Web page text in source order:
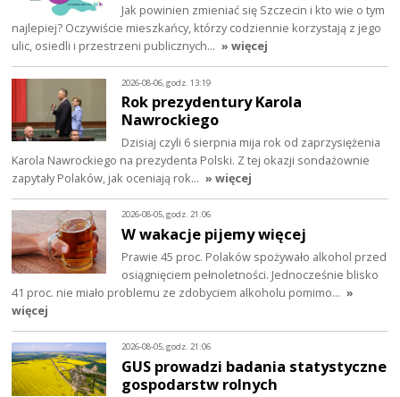
Jak powinien zmieniać się Szczecin i kto wie o tym
najlepiej? Oczywiście mieszkańcy, którzy codziennie korzystają z jego
ulic, osiedli i przestrzeni publicznych… » więcej
2026-08-06, godz. 13:19
Rok prezydentury Karola
Nawrockiego
Dzisiaj czyli 6 sierpnia mija rok od zaprzysiężenia
Karola Nawrockiego na prezydenta Polski. Z tej okazji sondażownie
zapytały Polaków, jak oceniają rok… » więcej
2026-08-05, godz. 21:06
W wakacje pijemy więcej
Prawie 45 proc. Polaków spożywało alkohol przed
osiągnięciem pełnoletności. Jednocześnie blisko
41 proc. nie miało problemu ze zdobyciem alkoholu pomimo… »
więcej
2026-08-05, godz. 21:06
GUS prowadzi badania statystyczne
gospodarstw rolnych